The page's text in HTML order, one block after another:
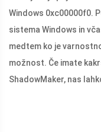
Windows 0xc00000f0.
sistema Windows in
medtem ko je
možnost. Če imate
ShadowMaker, nas